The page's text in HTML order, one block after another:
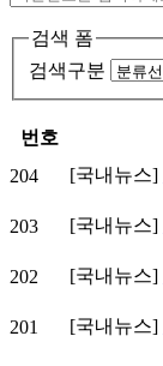
검색 폼
검색구분
번호
204
[국내뉴스]
203 [국내뉴스]
202 [국내뉴스]
201 [국내뉴스]